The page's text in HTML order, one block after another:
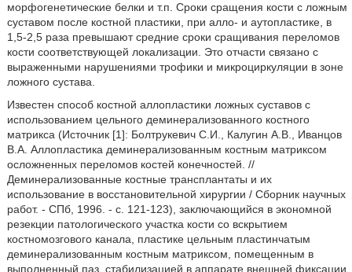
морфогенетические белки и т.п. Сроки сращения кости с ложным
суставом после костной пластики, при алло- и аутопластике, в
1,5-2,5 раза превышают средние сроки сращивания переломов
кости соответствующей локализации. Это отчасти связано с
выраженными нарушениями трофики и микроциркуляции в зоне
ложного сустава.
Известен способ костной аллопластики ложных суставов с
использованием цельного деминерализованного костного
матрикса (Источник [1]: Болтрукевич С.И., Калугин А.В., Иванцов
В.А. Аллопластика деминерализованным костным матриксом
осложненных переломов костей конечностей. //
Деминерализованные костные трансплантаты и их
использование в восстановительной хирургии / Сборник научных
работ. - СПб, 1996. - с. 121-123), заключающийся в экономной
резекции патологического участка кости со вскрытием
костномозгового канала, пластике цельным пластинчатым
деминерализованным костным матриксом, помещенным в
выполненный паз, стабилизацией в аппарате внешней фиксации.